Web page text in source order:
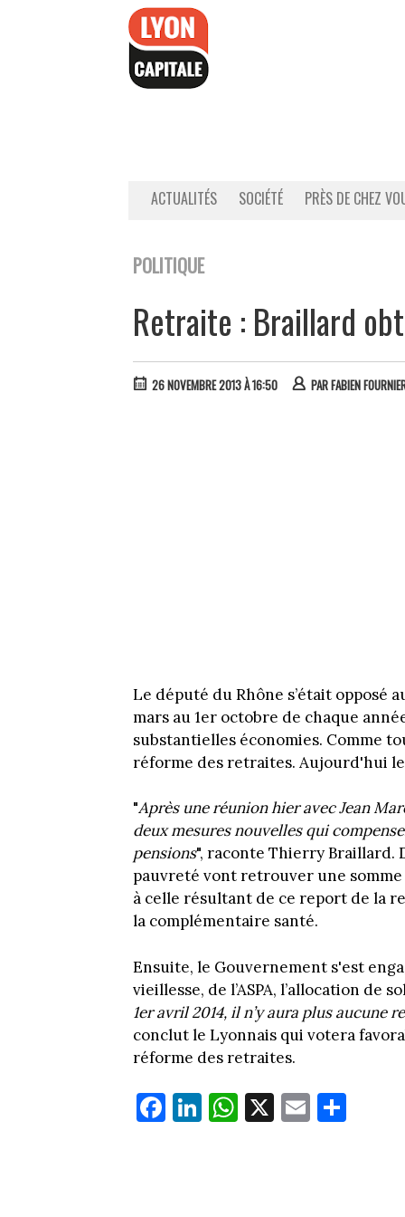
ACTUALITÉS SOCIÉTÉ PRÈS DE CHEZ
POLITIQUE
Retraite : Braillard
26 NOVEMBRE 2013 À 16:50 PARFABIEN
Le député du Rhône s’était opposé
mars au 1er octobre de chaque
substantielles économies. Comme
réforme des retraites. Aujourd'hui
"Après une réunion hier avec Jean
deux mesures nouvelles qui
pensions", raconte Thierry Braillard.
pauvreté vont retrouver une
à celle résultant de ce report de la
la complémentaire santé.
Ensuite, le Gouvernement s'est
vieillesse, de l’ASPA, l’allocation de
1er avril 2014, il n’y aura plus
conclut le Lyonnais qui votera
réforme des retraites.
Fa
ce
Li
nk
W
ha
X E
m